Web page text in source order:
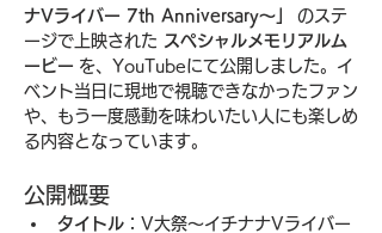
ナVライバー 7th Anniversary〜」
のステ
ージで上映された スペシャルメモリアルム
ービー を、YouTubeにて公開しました。イ
ベント当日に現地で視聴できなかったファン
や、もう一度感動を味わいたい人にも楽しめ
る内容となっています。
公開概要
タイトル ：V大祭〜イチナナVライバー